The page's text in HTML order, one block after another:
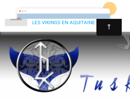
Tuskaland
les vikings en aquitaine